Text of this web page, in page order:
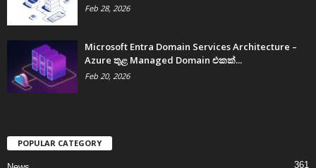
Feb 28, 2026
Microsoft Entra Domain Services Architecture –
Azure තුළ Managed Domain එකක්...
Feb 20, 2026
POPULAR CATEGORY
361